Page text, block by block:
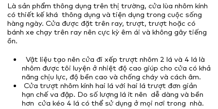
Là sản phẩm thông dụng trên thị trường, cửa lùa nhôm kính
có thiết kế khá thông dụng và tiện dụng trong cuộc sống
hàng ngày. Cửa được đặt trên ray, trượt, trượt hoặc có
bánh xe chạy trên ray nên cực kỳ êm ái và không gây tiếng
ồn.
Vật liệu tạo nên cửa đi xếp trượt nhôm 2 lá và 4 lá là
nhôm được tôi luyện ở nhiệt độ cao giúp cho cửa có khả
năng chịu lực, độ bền cao và chống cháy và cách âm.
Cửa trượt nhôm kính hai lá với hai lá trượt đơn giản
hạn chế va đập. Do số lượng lá ít nên dễ dàng và bền
hơn cửa kéo 4 lá có thể sử dụng ở mọi nơi trong nhà.